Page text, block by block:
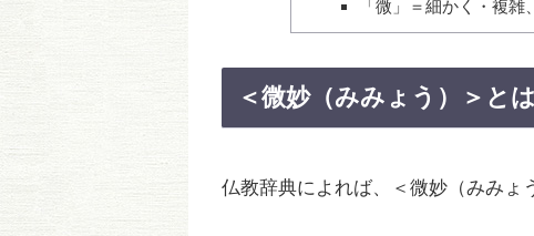
「微」＝細かく・複
＜微妙（みみょう）＞と
仏教辞典によれば、＜微妙（みみょ